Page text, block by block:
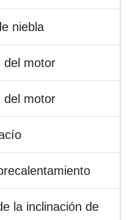
niebla
del motor
del motor
la inclinación de